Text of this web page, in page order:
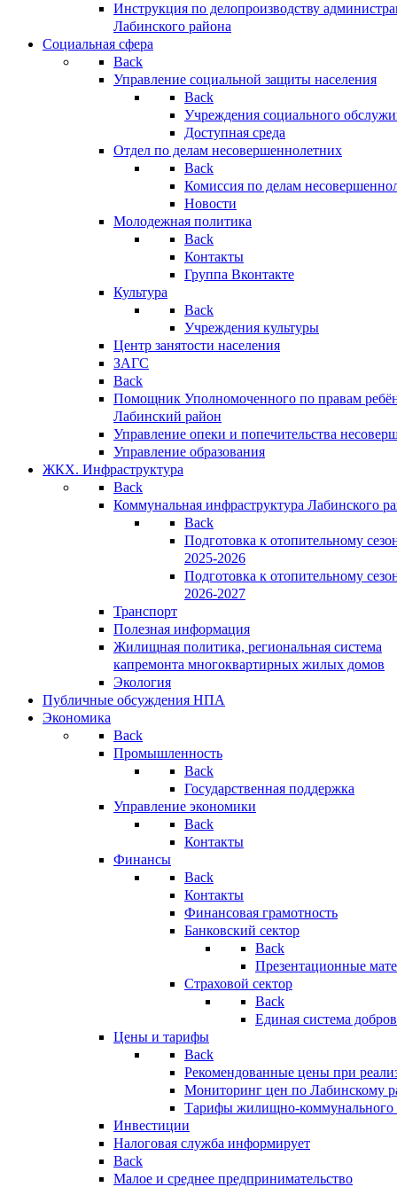
Инструкция по делопроизводству
Лабинского района
Социальная сфера
Back
Управление социальной защиты населения
Back
Учреждения социального
Доступная среда
Отдел по делам несовершеннолетних
Back
Комиссия по делам
Новости
Молодежная политика
Back
Контакты
Группа Вконтакте
Культура
Back
Учреждения культуры
Центр занятости населения
ЗАГС
Back
Помощник Уполномоченного по правам
Лабинский район
Управление опеки и попечительства
Управление образования
ЖКХ. Инфраструктура
Back
Коммунальная инфраструктура Лабинского
Back
Подготовка к отопительному
2025-2026
Подготовка к отопительному
2026-2027
Транспорт
Полезная информация
Жилищная политика, региональная система
капремонта многоквартирных жилых домов
Экология
Публичные обсуждения НПА
Экономика
Back
Промышленность
Back
Государственная поддержка
Управление экономики
Back
Контакты
Финансы
Back
Контакты
Финансовая грамотность
Банковский сектор
Back
Презентационные
Страховой сектор
Back
Единая система
Цены и тарифы
Back
Рекомендованные цены при
Мониторинг цен по Лабинскому
Тарифы жилищно-коммунального
Инвестиции
Налоговая служба информирует
Back
Малое и среднее предпринимательство